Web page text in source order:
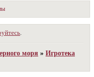
моря »Игротека